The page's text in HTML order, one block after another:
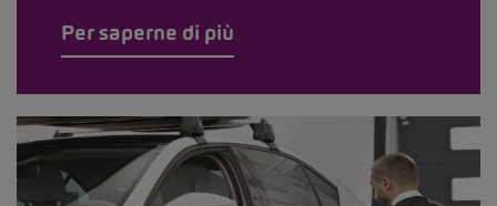
Per saperne di più